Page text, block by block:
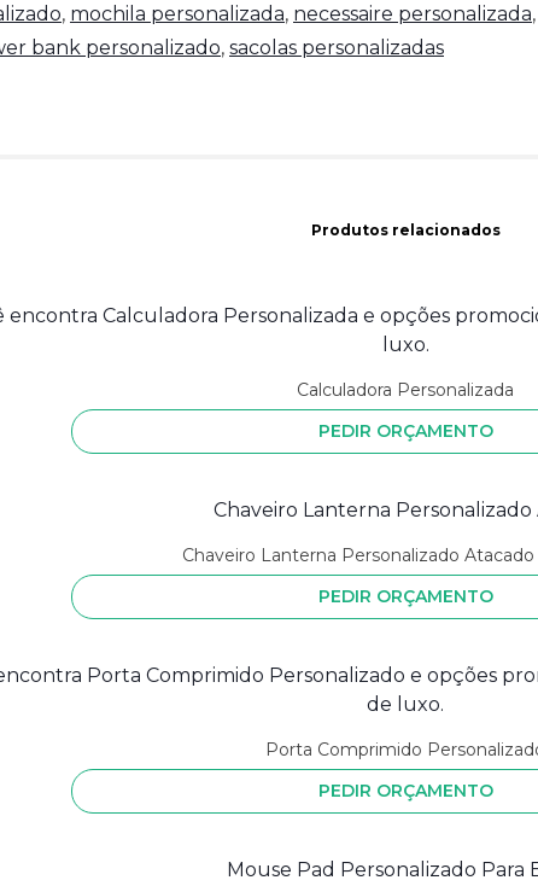
, mochila personalizada, necessaire personalizada,
bank personalizado, sacolas personalizadas
Produtos relacionados
Calculadora Personalizada
PEDIR ORÇAMENTO
Chaveiro Lanterna Personalizado
PEDIR ORÇAMENTO
Porta Comprimido
PEDIR ORÇAMENTO